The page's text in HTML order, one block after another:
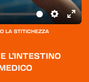
LA STITICHEZZA
L'INTESTINO